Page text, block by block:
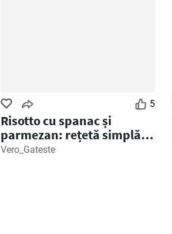
5
Risotto cu spanac și
parmezan: rețetă simplă și
delicioasă
Vero_Gateste